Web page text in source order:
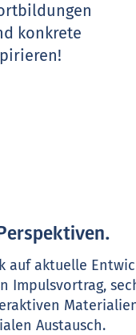
konkrete
aktuelle
Impulsvortrag,
Austausch.